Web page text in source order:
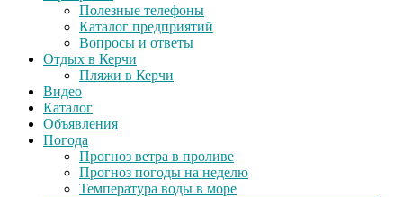
Полезные телефоны
Каталог предприятий
Вопросы и ответы
Отдых в Керчи
Пляжи в Керчи
Видео
Каталог
Объявления
Погода
Прогноз ветра в проливе
Прогноз погоды на неделю
Температура воды в море